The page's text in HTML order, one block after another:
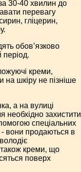
30-40 хвилин до
перевагу
гліцерин,
обов’язково
креми,
на шкіру не пізніше
а на вулиці
необхідно захистити
спеціальних
- вони продаються в
креми, що
поверх